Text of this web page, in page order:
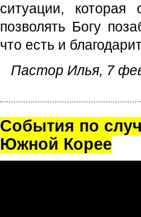
ситуации, которая
позволять Богу
что есть и
Пастор Илья, 7
Cобытия по
Южной Корее